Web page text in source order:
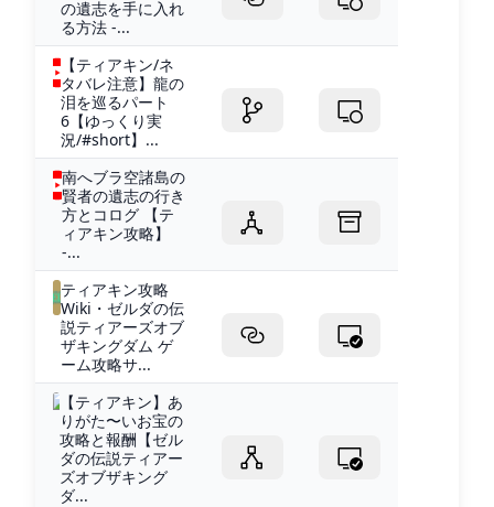
の遺志を手に入れ
る方法 -...
【ティアキン/ネ
タバレ注意】龍の
泪を巡るパート
6【ゆっくり実
況/#short】...
南へブラ空諸島の
賢者の遺志の行き
方とコログ 【テ
ィアキン攻略】
-...
ティアキン攻略
Wiki・ゼルダの伝
説ティアーズオブ
ザキングダム ゲ
ーム攻略サ...
【ティアキン】あ
りがた〜いお宝の
攻略と報酬【ゼル
ダの伝説ティアー
ズオブザキング
ダ...